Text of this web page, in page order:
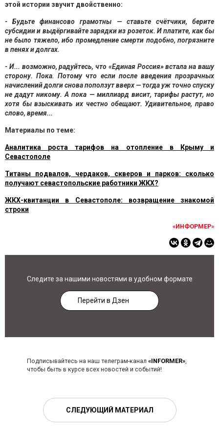
этой истории звучит двойственно:
- Будьте финансово грамотны — ставьте счётчики, берите
субсидии и выдёргивайте зарядки из розеток. И платите, как бы
не было тяжело, ибо промедление смерти подобно, погрязните
в пенях и долгах.
- И... возможно, радуйтесь, что «Единая Россия» встала на вашу
сторону. Пока. Потому что если после введения прозрачных
начислений долги снова поползут вверх — тогда уж точно спуску
не дадут никому. А пока — миллиард висит, тарифы растут, но
хотя бы взыскивать их честно обещают. Удивительное, право
слово, время...
Материалы по теме:
Аналитика роста тарифов на отопление в Крыму и
Севастополе
Титаны подвалов, чердаков, скверов и парков: сколько
получают севастопольские работники ЖКХ?
ЖКХ-квитанции в Севастополе: возвращение знакомой
строки
«ИНФОРМЕР»
Следите за нашими новостями в удобном формате
Перейти в Дзен
Подписывайтесь на наш телеграм-канал «INFORMER»,
чтобы быть в курсе всех новостей и событий!
СЛЕДУЮЩИЙ МАТЕРИАЛ